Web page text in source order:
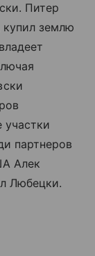
Питер
купил землю
участки
партнеров
Алек
Любецки.